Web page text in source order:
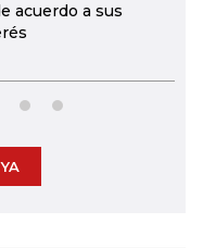
acuerdo a sus